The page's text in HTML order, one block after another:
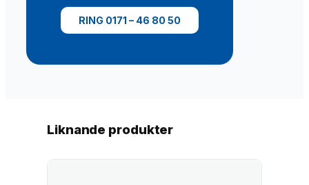
RING 0171 – 46 80 50
Liknande produkter